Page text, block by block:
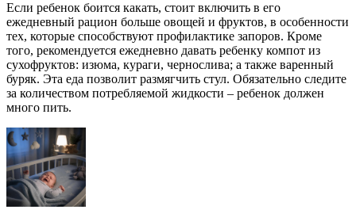
Если ребенок боится какать, стоит включить в его
ежедневный рацион больше овощей и фруктов, в особенности
тех, которые способствуют профилактике запоров. Кроме
того, рекомендуется ежедневно давать ребенку компот из
сухофруктов: изюма, кураги, чернослива; а также варенный
буряк. Эта еда позволит размягчить стул. Обязательно следите
за количеством потребляемой жидкости – ребенок должен
много пить.